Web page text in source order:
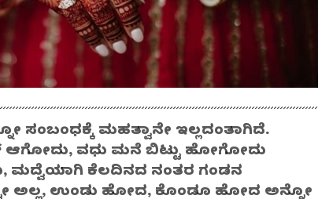
ಸಂಬಂಧಕ್ಕೆ ಮಹತ್ವಾನೇ ಇಲ್ಲದಂತಾಗಿದೆ.
ಆಗೋದು, ವಧು ಮನೆ ಬಿಟ್ಟು ಹೋಗೋದು
ಮದ್ವೆಯಾಗಿ ಕೆಲದಿನದ ನಂತರ ಗಂಡನ
ಅಲ್ಲ, ಉಂಡು ಹೋದ, ಕೊಂಡೂ ಹೋದ ಅನ್ನೋ